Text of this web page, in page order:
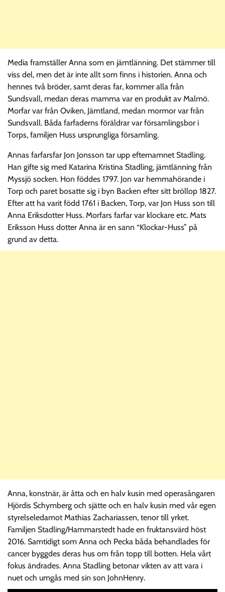
Media framställer Anna som en jämtlänning. Det stämmer till
viss del, men det är inte allt som finns i historien. Anna och
hennes två bröder, samt deras far, kommer alla från
Sundsvall, medan deras mamma var en produkt av Malmö.
Morfar var från Oviken, Jämtland, medan mormor var från
Sundsvall. Båda farfaderns föräldrar var församlingsbor i
Torps, familjen Huss ursprungliga församling.
Annas farfarsfar Jon Jonsson tar upp efternamnet Stadling.
Han gifte sig med Katarina Kristina Stadling, jämtlänning från
Myssjö socken. Hon föddes 1797. Jon var hemmahörande i
Torp och paret bosatte sig i byn Backen efter sitt bröllop 1827.
Efter att ha varit född 1761 i Backen, Torp, var Jon Huss son till
Anna Eriksdotter Huss. Morfars farfar var klockare etc. Mats
Eriksson Huss dotter Anna är en sann “Klockar-Huss” på
grund av detta.
Anna, konstnär, är åtta och en halv kusin med operasångaren
Hjördis Schymberg och sjätte och en halv kusin med vår egen
styrelseledamot Mathias Zachariassen, tenor till yrket.
Familjen Stadling/Hammarstedt hade en fruktansvärd höst
2016. Samtidigt som Anna och Pecka båda behandlades för
cancer byggdes deras hus om från topp till botten. Hela vårt
fokus ändrades. Anna Stadling betonar vikten av att vara i
nuet och umgås med sin son JohnHenry.